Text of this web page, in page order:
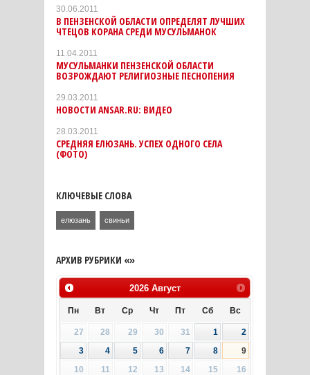
30.06.2011
В ПЕНЗЕНСКОЙ ОБЛАСТИ ОПРЕДЕЛЯТ ЛУЧШИХ
ЧТЕЦОВ КОРАНА СРЕДИ МУСУЛЬМАНОК
11.04.2011
МУСУЛЬМАНКИ ПЕНЗЕНСКОЙ ОБЛАСТИ
ВОЗРОЖДАЮТ РЕЛИГИОЗНЫЕ ПЕСНОПЕНИЯ
29.03.2011
НОВОСТИ ANSAR.RU: ВИДЕО
28.03.2011
СРЕДНЯЯ ЕЛЮЗАНЬ. УСПЕХ ОДНОГО СЕЛА
(ФОТО)
КЛЮЧЕВЫЕ СЛОВА
елюзань свиньи
АРХИВ РУБРИКИ «»
2026 Август
Пн Вт Ср Чт Пт Сб Вс
27 28 29 30 31 1
2
3
4 5 6 7 8
9
10
11 12 13 14 15
16